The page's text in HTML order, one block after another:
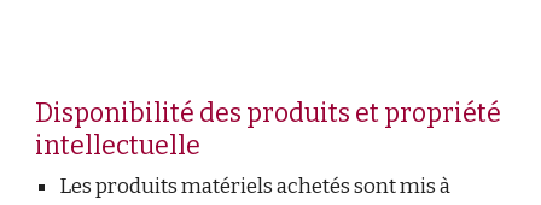
Disponibilité des produits et propriété
intellectuelle
Les produits matériels achetés sont mis à